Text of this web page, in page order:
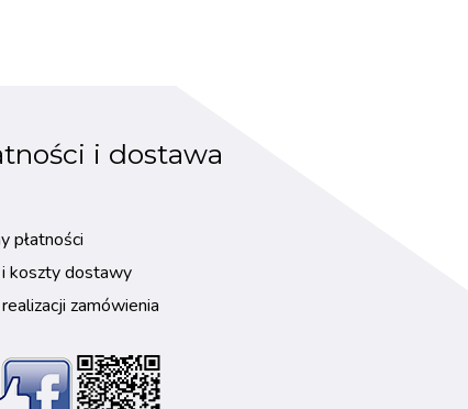
i dostawa
płatności
i koszty dostawy
zamówienia